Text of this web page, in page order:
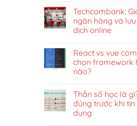
Techcombank:
ngân hàng và
dịch online
React vs vue
chọn framework
nào?
Thần số học là
đúng trước khi
dụng